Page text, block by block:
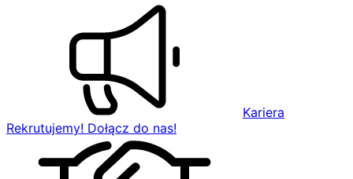
Kariera
Rekrutujemy! Dołącz do nas!